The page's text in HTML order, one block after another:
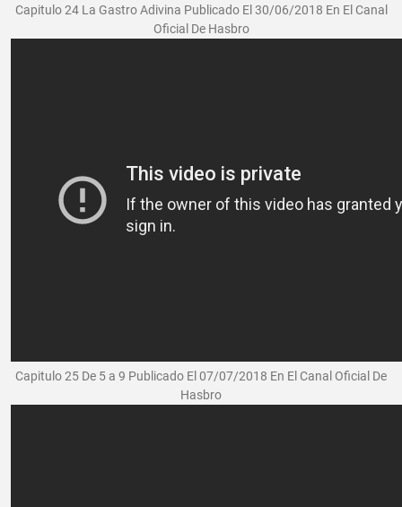
Capitulo 24 La Gastro Adivina Publicado El 30/06/2018 En El Canal
Oficial De Hasbro
Capitulo 25 De 5 a 9 Publicado El 07/07/2018 En El Canal Oficial De
Hasbro